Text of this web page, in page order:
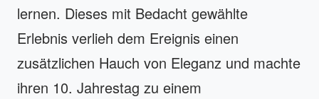
lernen. Dieses mit Bedacht gewählte
Erlebnis verlieh dem Ereignis einen
zusätzlichen Hauch von Eleganz und machte
ihren 10. Jahrestag zu einem